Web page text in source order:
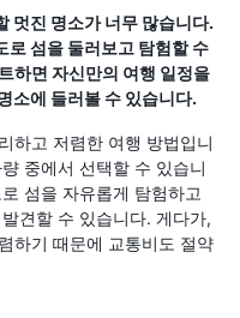
멋진 명소가 너무 많습니다.
로 섬을 둘러보고 탐험할 수
하면 자신만의 여행 일정을
소에 들러볼 수 있습니다.
하고 저렴한 여행 방법입니
중에서 선택할 수 있습니
섬을 자유롭게 탐험하고
견할 수 있습니다. 게다가,
하기 때문에 교통비도 절약